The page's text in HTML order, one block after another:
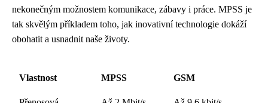
nekonečným možnostem komunikace, zábavy i práce. MPSS je
tak skvělým příkladem toho, jak inovativní technologie dokáží
obohatit a usnadnit naše životy.
Vlastnost MPSS GSM